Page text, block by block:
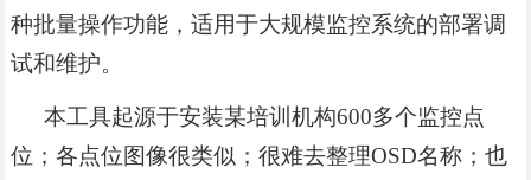
种批量操作功能，适用于大规模监控系统的部署调
试和维护。
本工具起源于安装某培训机构600多个监控点
位；各点位图像很类似；很难去整理OSD名称；也